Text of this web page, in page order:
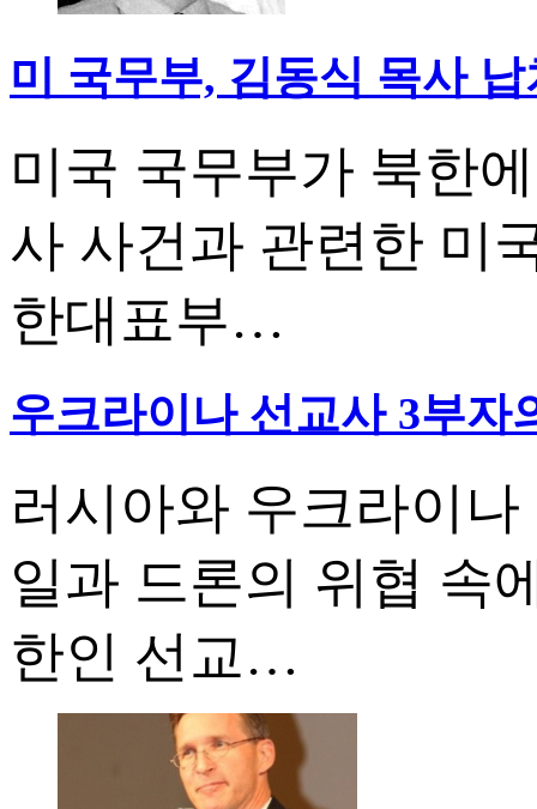
미 국무부, 김동식 목사
미국 국무부가 북한
사 사건과 관련한 미
한대표부…
우크라이나 선교사 3부
러시아와 우크라이
일과 드론의 위협 속
한인 선교…